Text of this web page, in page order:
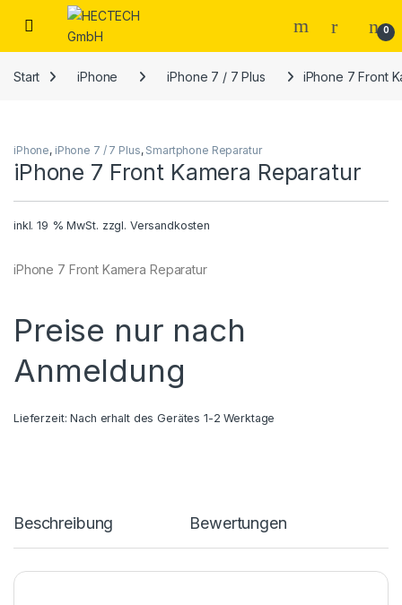
Open 0
Start iPhone iPhone 7 / 7 Plus iPhone 7 Front
iPhone, iPhone 7 / 7 Plus, Smartphone Reparatur
iPhone 7 Front Kamera Reparatur
inkl. 19 % MwSt. zzgl. Versandkosten
iPhone 7 Front Kamera Reparatur
Preise nur nach
Anmeldung
Lieferzeit:Nach erhalt des Gerätes 1-2 Werktage
Beschreibung Bewertungen